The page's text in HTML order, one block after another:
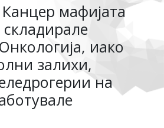
мафијата
иако
залихи,
на